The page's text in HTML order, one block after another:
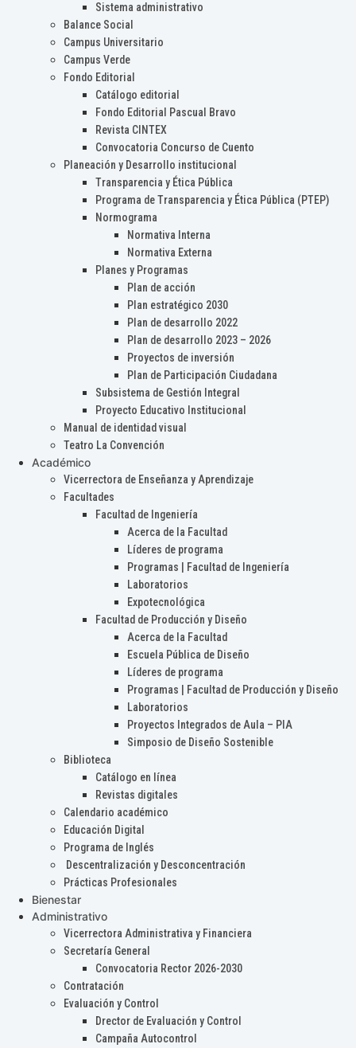
Sistema administrativo
Balance Social
Campus Universitario
Campus Verde
Fondo Editorial
Catálogo editorial
Fondo Editorial Pascual Bravo
Revista CINTEX
Convocatoria Concurso de Cuento
Planeación y Desarrollo institucional
Transparencia y Ética Pública
Programa de Transparencia y Ética Pública (PTEP)
Normograma
Normativa Interna
Normativa Externa
Planes y Programas
Plan de acción
Plan estratégico 2030
Plan de desarrollo 2022
Plan de desarrollo 2023 – 2026
Proyectos de inversión
Plan de Participación Ciudadana
Subsistema de Gestión Integral
Proyecto Educativo Institucional
Manual de identidad visual
Teatro La Convención
Académico
Vicerrectora de Enseñanza y Aprendizaje
Facultades
Facultad de Ingeniería
Acerca de la Facultad
Líderes de programa
Programas | Facultad de Ingeniería
Laboratorios
Expotecnológica
Facultad de Producción y Diseño
Acerca de la Facultad
Escuela Pública de Diseño
Líderes de programa
Programas | Facultad de Producción y Diseño
Laboratorios
Proyectos Integrados de Aula – PIA
Simposio de Diseño Sostenible
Biblioteca
Catálogo en línea
Revistas digitales
Calendario académico
Educación Digital
Programa de Inglés
Descentralización y Desconcentración
Prácticas Profesionales
Bienestar
Administrativo
Vicerrectora Administrativa y Financiera
Secretaría General
Convocatoria Rector 2026-2030
Contratación
Evaluación y Control
Drector de Evaluación y Control
Campaña Autocontrol